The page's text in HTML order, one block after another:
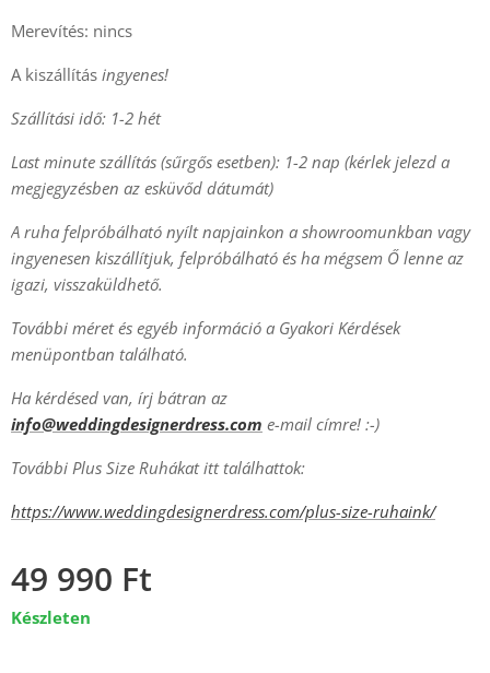
Merevítés: nincs
A kiszállítás ingyenes!
Szállítási idő: 1-2 hét
Last minute szállítás (sűrgős esetben): 1-2 nap (kérlek jelezd a
megjegyzésben az esküvőd dátumát)
A ruha felpróbálható nyílt napjainkon a showroomunkban vagy
ingyenesen kiszállítjuk, felpróbálható és ha mégsem Ő lenne az
igazi, visszaküldhető.
További méret és egyéb információ a Gyakori Kérdések
menüpontban található.
Ha kérdésed van, írj bátran az
info@weddingdesignerdress.com e-mail címre! :-)
További Plus Size Ruhákat itt találhattok:
https://www.weddingdesignerdress.com/plus-size-ruhaink/
49 990 Ft
Készleten